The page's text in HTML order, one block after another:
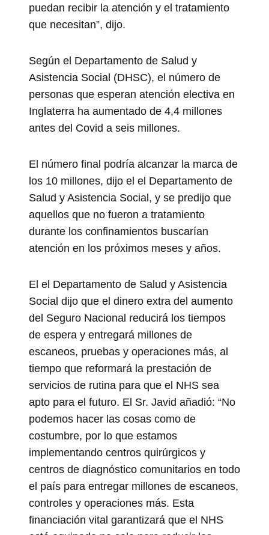
puedan recibir la atención y el tratamiento
que necesitan”, dijo.
Según el Departamento de Salud y
Asistencia Social (DHSC), el número de
personas que esperan atención electiva en
Inglaterra ha aumentado de 4,4 millones
antes del Covid a seis millones.
El número final podría alcanzar la marca de
los 10 millones, dijo el el Departamento de
Salud y Asistencia Social, y se predijo que
aquellos que no fueron a tratamiento
durante los confinamientos buscarían
atención en los próximos meses y años.
El el Departamento de Salud y Asistencia
Social dijo que el dinero extra del aumento
del Seguro Nacional reducirá los tiempos
de espera y entregará millones de
escaneos, pruebas y operaciones más, al
tiempo que reformará la prestación de
servicios de rutina para que el NHS sea
apto para el futuro. El Sr. Javid añadió: “No
podemos hacer las cosas como de
costumbre, por lo que estamos
implementando centros quirúrgicos y
centros de diagnóstico comunitarios en todo
el país para entregar millones de escaneos,
controles y operaciones más. Esta
financiación vital garantizará que el NHS